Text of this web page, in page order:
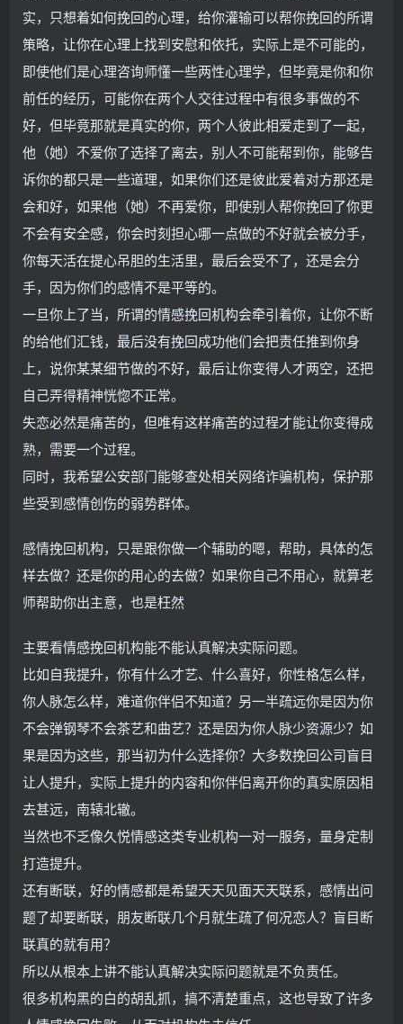
实，只想着如何挽回的心理，给你灌输可以帮你挽回的所谓
策略，让你在心理上找到安慰和依托，实际上是不可能的，
即使他们是心理咨询师懂一些两性心理学，但毕竟是你和你
前任的经历，可能你在两个人交往过程中有很多事做的不
好，但毕竟那就是真实的你，两个人彼此相爱走到了一起，
他（她）不爱你了选择了离去，别人不可能帮到你，能够告
诉你的都只是一些道理，如果你们还是彼此爱着对方那还是
会和好，如果他（她）不再爱你，即使别人帮你挽回了你更
不会有安全感，你会时刻担心哪一点做的不好就会被分手，
你每天活在提心吊胆的生活里，最后会受不了，还是会分
手，因为你们的感情不是平等的。
一旦你上了当，所谓的情感挽回机构会牵引着你，让你不断
的给他们汇钱，最后没有挽回成功他们会把责任推到你身
上，说你某某细节做的不好，最后让你变得人才两空，还把
自己弄得精神恍惚不正常。
失恋必然是痛苦的，但唯有这样痛苦的过程才能让你变得成
熟，需要一个过程。
同时，我希望公安部门能够查处相关网络诈骗机构，保护那
些受到感情创伤的弱势群体。
感情挽回机构，只是跟你做一个辅助的嗯，帮助，具体的怎
样去做？还是你的用心的去做？如果你自己不用心，就算老
师帮助你出主意，也是枉然
主要看情感挽回机构能不能认真解决实际问题。
比如自我提升，你有什么才艺、什么喜好，你性格怎么样，
你人脉怎么样，难道你伴侣不知道？另一半疏远你是因为你
不会弹钢琴不会茶艺和曲艺？还是因为你人脉少资源少？如
果是因为这些，那当初为什么选择你？大多数挽回公司盲目
让人提升，实际上提升的内容和你伴侣离开你的真实原因相
去甚远，南辕北辙。
当然也不乏像久悦情感这类专业机构一对一服务，量身定制
打造提升。
还有断联，好的情感都是希望天天见面天天联系，感情出问
题了却要断联，朋友断联几个月就生疏了何况恋人？盲目断
联真的就有用？
所以从根本上讲不能认真解决实际问题就是不负责任。
很多机构黑的白的胡乱抓，搞不清楚重点，这也导致了许多